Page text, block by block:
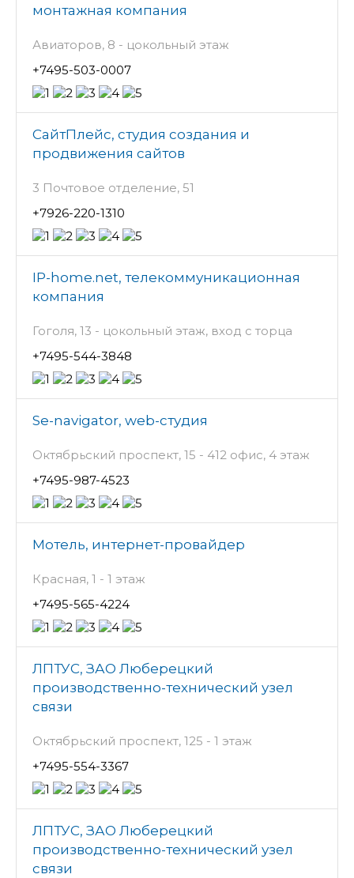
монтажная компания
Авиаторов, 8 - цокольный этаж
+7495-503-0007
СайтПлейс, студия создания и
продвижения сайтов
3 Почтовое отделение, 51
+7926-220-1310
IP-home.net, телекоммуникационная
компания
Гоголя, 13 - цокольный этаж, вход с торца
+7495-544-3848
Se-navigator, web-студия
Октябрьский проспект, 15 - 412 офис, 4 этаж
+7495-987-4523
Мотель, интернет-провайдер
Красная, 1 - 1 этаж
+7495-565-4224
ЛПТУС, ЗАО Люберецкий
производственно-технический узел
связи
Октябрьский проспект, 125 - 1 этаж
+7495-554-3367
ЛПТУС, ЗАО Люберецкий
производственно-технический узел
связи